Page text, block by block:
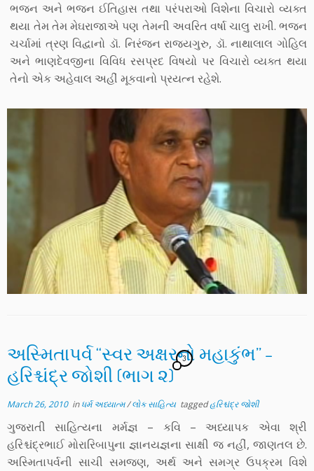
ભજન અને ભજન ઈતિહાસ તથા પરંપરાઓ વિશેના વિચારો વ્યક્ત
થયા તેમ તેમ મેઘરાજાએ પણ તેમની અવરિત વર્ષા ચાલુ રાખી. ભજન
ચર્ચામાં ત્રણ વિદ્વાનો ડૉ. નિરંજન રાજ્યગુરુ, ડૉ. નાથાલાલ ગોહિલ
અને ભાણદેવજીના વિવિધ રસપ્રદ વિષયો પર વિચારો વ્યક્ત થયા
તેનો એક અહેવાલ અહીં મૂકવાનો પ્રયત્ન રહેશે.
અસ્મિતાપર્વ “સ્વર અક્ષરનો મહાકુંભ” –
હરિશ્ચંદ્ર જોશી (ભાગ ૨)
3
March 26, 2010inધર્મ અધ્યાત્મ/લોક સાહિત્ય taggedહરિશ્ચંદ્ર જોશી
ગુજરાતી સાહિત્યના મર્મજ્ઞ – કવિ – અધ્યાપક એવા શ્રી
હરિશ્ચંદ્રભાઈ મોરારિબાપુના જ્ઞાનયજ્ઞના સાક્ષી જ નહીં, જાણતલ છે.
અસ્મિતાપર્વની સાચી સમજણ, અર્થ અને સમગ્ર ઉપક્રમ વિશે